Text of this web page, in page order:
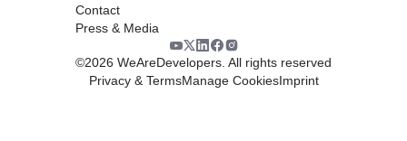
Contact
Press & Media
©2026 WeAreDevelopers. All rights reserved
Privacy & TermsManage CookiesImprint